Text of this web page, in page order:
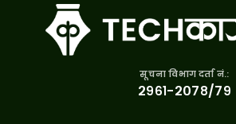
सूचना विभाग दर्ता नं.:
२९६१-२०७८/७९